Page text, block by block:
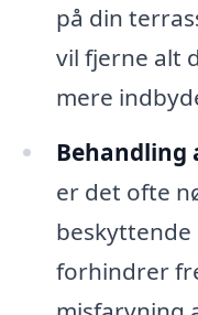
på din
vil fjerne alt
mere
er det ofte
forhindrer